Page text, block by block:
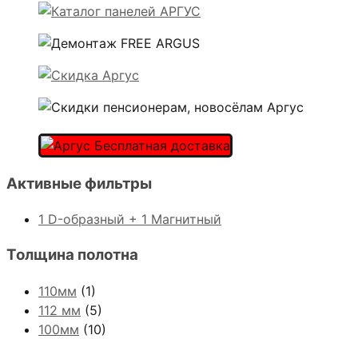
Активные фильтры
1 D-образный + 1 Магнитный
Толщина полотна
110мм (1)
112 мм (5)
100мм (10)